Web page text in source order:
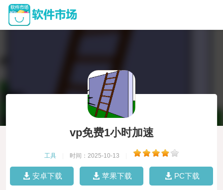
vp免费1小时加速
工具 时间：2025-10-13
安卓下载 苹果下载 PC下载